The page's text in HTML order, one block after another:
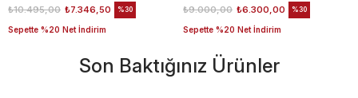
₺7.346,50
₺10.495,00
Sepette %20 Net İndirim
%30 ₺6.300,00
₺9.000,00
Sepette %20 Net İndirim
%30
Son Baktığınız Ürünler